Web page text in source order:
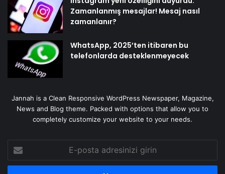
Zamanlanmış mesajlar! Mesaj nasıl
zamanlanır?
WhatsApp, 2025’ten itibaren bu
telefonlarda desteklenmeyecek
Jannah is a Clean Responsive WordPress Newspaper, Magazine,
News and Blog theme. Packed with options that allow you to
completely customize your website to your needs.
posta
adresinizi